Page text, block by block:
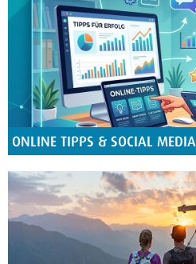
ONLINE TIPPS & SOCIAL MEDIA